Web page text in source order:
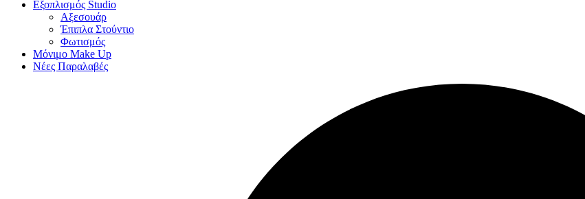
Εξοπλισμός Studio
Αξεσουάρ
Έπιπλα Στούντιο
Φωτισμός
Μόνιμο Make Up
Νέες Παραλαβές